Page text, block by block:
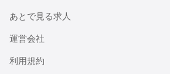
あとで見る求人
運営会社
利用規約